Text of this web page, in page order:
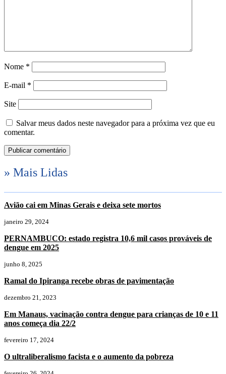
Nome *
E-mail *
Site
Salvar meus dados neste navegador para a próxima vez que eu
comentar.
» Mais Lidas
Avião cai em Minas Gerais e deixa sete mortos
janeiro 29, 2024
PERNAMBUCO: estado registra 10,6 mil casos prováveis de
dengue em 2025
junho 8, 2025
Ramal do Ipiranga recebe obras de pavimentação
dezembro 21, 2023
Em Manaus, vacinação contra dengue para crianças de 10 e 11
anos começa dia 22/2
fevereiro 17, 2024
O ultraliberalismo facista e o aumento da pobreza